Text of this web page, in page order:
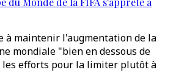
à maintenir l'augmentation de la
mondiale "bien en dessous de
les efforts pour la limiter plutôt à